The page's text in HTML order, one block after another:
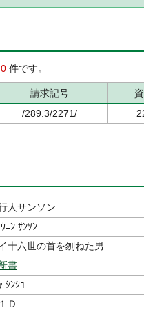
0 件です。
請求記号
/289.3/2271/
人サンソン
ﾆﾝ ｻﾝｿﾝ
十六世の首を刎ねた男
書
ｼﾝｼｮ
Ｄ